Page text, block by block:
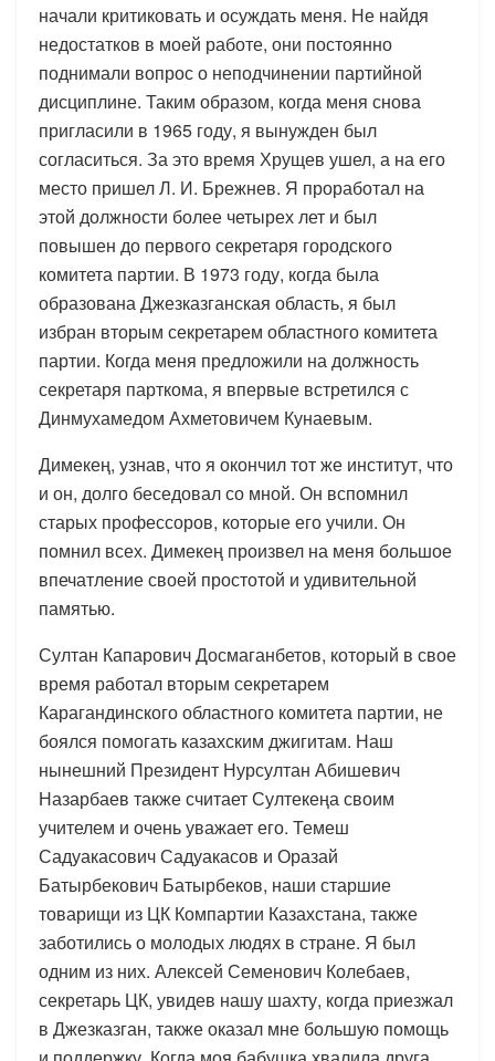
начали критиковать и осуждать меня. Не найдя
недостатков в моей работе, они постоянно
поднимали вопрос о неподчинении партийной
дисциплине. Таким образом, когда меня снова
пригласили в 1965 году, я вынужден был
согласиться. За это время Хрущев ушел, а на его
место пришел Л. И. Брежнев. Я проработал на
этой должности более четырех лет и был
повышен до первого секретаря городского
комитета партии. В 1973 году, когда была
образована Джезказганская область, я был
избран вторым секретарем областного комитета
партии. Когда меня предложили на должность
секретаря парткома, я впервые встретился с
Динмухамедом Ахметовичем Кунаевым.
Димекең, узнав, что я окончил тот же институт, что
и он, долго беседовал со мной. Он вспомнил
старых профессоров, которые его учили. Он
помнил всех. Димекең произвел на меня большое
впечатление своей простотой и удивительной
памятью.
Султан Капарович Досмаганбетов, который в свое
время работал вторым секретарем
Карагандинского областного комитета партии, не
боялся помогать казахским джигитам. Наш
нынешний Президент Нурсултан Абишевич
Назарбаев также считает Султекеңа своим
учителем и очень уважает его. Темеш
Садуакасович Садуакасов и Оразай
Батырбекович Батырбеков, наши старшие
товарищи из ЦК Компартии Казахстана, также
заботились о молодых людях в стране. Я был
одним из них. Алексей Семенович Колебаев,
секретарь ЦК, увидев нашу шахту, когда приезжал
в Джезказган, также оказал мне большую помощь